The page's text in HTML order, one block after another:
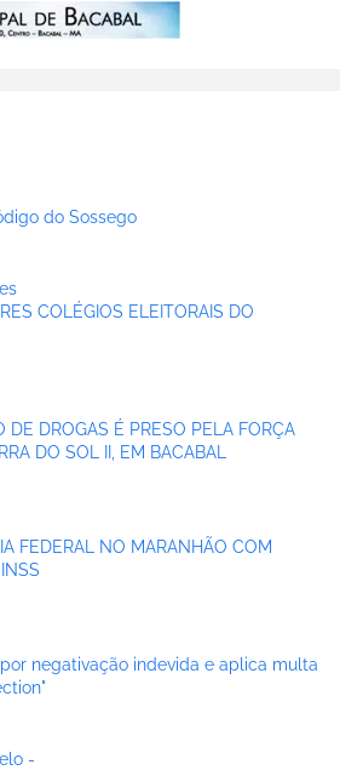
do Sossego
COLÉGIOS ELEITORAIS DO
DE DROGAS É PRESO PELA FORÇA
DO SOL II, EM BACABAL
FEDERAL NO MARANHÃO COM
negativação indevida e aplica multa
-